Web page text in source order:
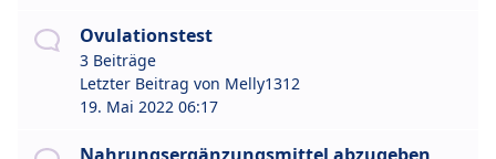
Ovulationstest
3 Beiträge
Letzter Beitrag von Melly1312
19. Mai 2022 06:17